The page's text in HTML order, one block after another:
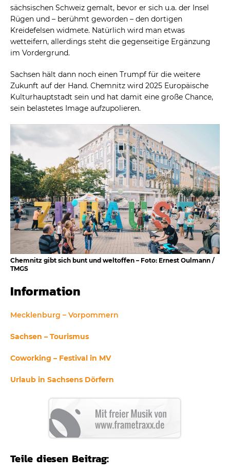
sächsischen Schweiz gemalt, bevor er sich u.a. der Insel
Rügen und – berühmt geworden – den dortigen
Kreidefelsen widmete. Natürlich wird man etwas
wetteifern, allerdings steht die gegenseitige Ergänzung
im Vordergrund.
Sachsen hält dann noch einen Trumpf für die weitere
Zukunft auf der Hand. Chemnitz wird 2025 Europäische
Kulturhauptstadt sein und hat damit eine große Chance,
sein belastetes Image aufzupolieren.
Chemnitz gibt sich bunt und weltoffen – Foto: Ernest Oulmann /
TMGS
Information
Mecklenburg – Vorpommern
Sachsen – Tourismus
Coworking – Festival in MV
Urlaub in Sachsens Dörfern
Teile diesen Beitrag: